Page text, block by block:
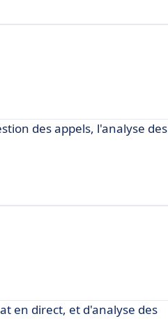
des appels, l'analyse des
en direct, et d'analyse des